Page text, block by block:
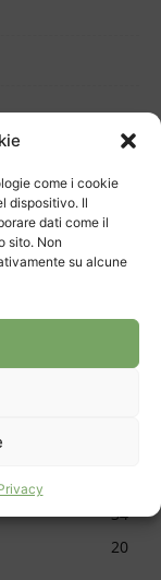
come i cookie
dispositivo. Il
dati come il
sito. Non
su alcune
34
20